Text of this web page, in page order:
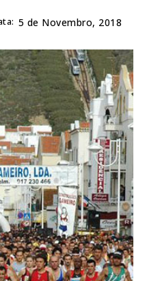
5 de Novembro, 2018